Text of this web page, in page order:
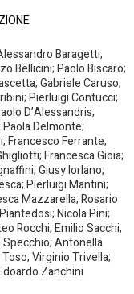
Baragetti;
Bellicini; Paolo Biscaro;
Gabriele Caruso;
Pierluigi Contucci;
D’Alessandris;
Delmonte;
Francesco Ferrante;
Francesca Gioia;
Giusy Iorlano;
Pierluigi Mantini;
Mazzarella; Rosario
Nicola Pini;
Rocchi; Emilio Sacchi;
Specchio; Antonella
Virginio Trivella;
Zanchini